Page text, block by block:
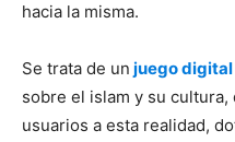
hacia la misma.
Se trata de un juego digital
sobre el islam y su
usuarios a esta realidad,